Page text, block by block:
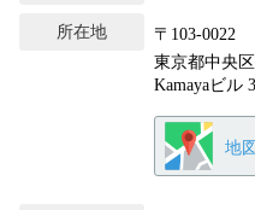
所在地
〒103-0022
東京都中央
Kamayaビル
地